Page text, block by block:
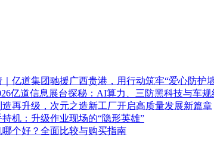
亿道集团驰援广西贵港，用行动筑牢“爱心防护
亿道信息展台探秘：AI算力、三防黑科技与车规
再升级，次元之造新工厂开启高质量发展新篇章
机：升级作业现场的“隐形英雄”
哪个好？全面比较与购买指南